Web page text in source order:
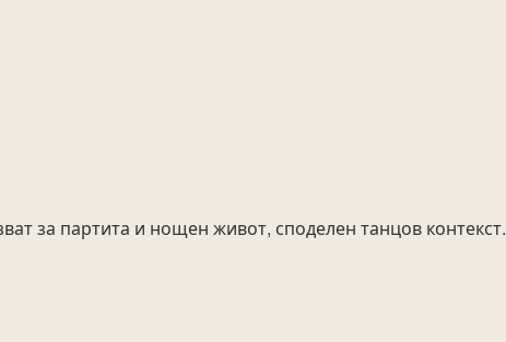
за партита и нощен живот, споделен танцов контекст.